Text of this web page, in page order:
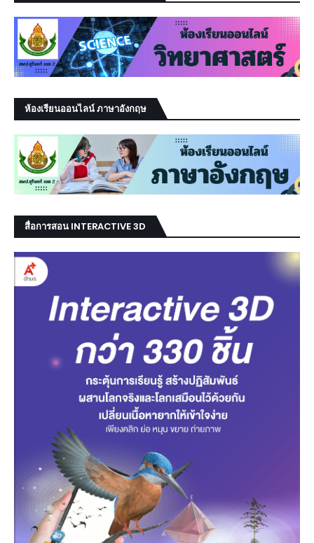
ห้องเรียนออนไลน์ ภาษาอังกฤษ
สื่อการสอน INTERACTIVE 3D